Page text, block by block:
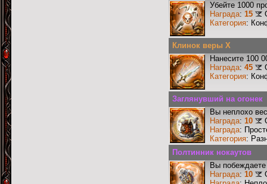
Убейте 1000
Награда: 15
Категория:
Клинок веры X
Нанесите 100
Награда: 45
Категория:
Заглянувший на огонек
Вы неплохо
Награда: 10
Награда:
Категория:
Полтинник нокаутов
Вы
Награда: 10